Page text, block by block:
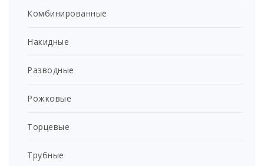
Комбинированные
Накидные
Разводные
Рожковые
Торцевые
Трубные